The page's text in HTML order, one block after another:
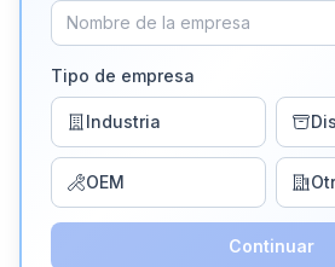
Tipo de empresa
Industria
OEM
Continuar